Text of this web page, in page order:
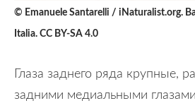
© Emanuele Santarelli / iNaturalist.org.
Italia. CC BY-SA 4.0
Глаза заднего ряда крупные,
задними медиальными